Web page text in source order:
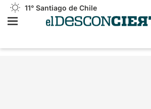
11° Santiago de Chile